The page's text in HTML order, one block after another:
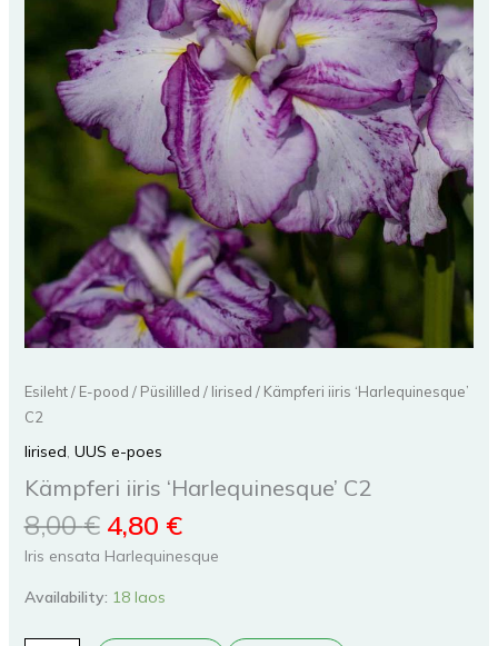
Esileht/ E-pood / Püsililled / Iirised / Kämpferi iiris ‘Harlequinesque’
C2
Iirised, UUS e-poes
Kämpferi iiris ‘Harlequinesque’ C2
8,00€ 4,80 €
Iris ensata Harlequinesque
Availability: 18 laos